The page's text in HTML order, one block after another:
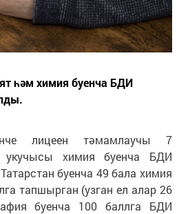
һәм химия буенча БДИ
лицеен тәмамлаучы 7
химия буенча БДИ
буенча 49 бала химия
тапшырган (узган ел алар 26
буенча 100 баллга БДИ